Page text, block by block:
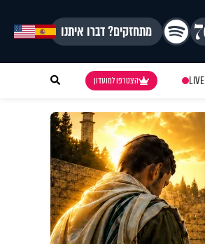
מתחזקים? דברו איתנו
LIVE הצטרפו למועדון